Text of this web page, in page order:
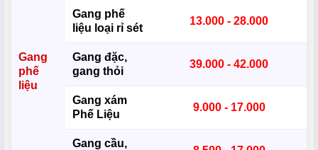
Gang
phế
liệu
Gang phế
liệu loại rỉ sét
13.000 - 28.000
Gang đặc,
gang thỏi
39.000 - 42.000
Gang xám
Phế Liệu
9.000 - 17.000
Gang cầu,